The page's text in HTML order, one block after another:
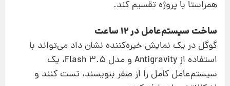
همراستا با پروژه تقسیم کند.
ساخت سیستم‌عامل در ۱۲ ساعت
گوگل در یک نمایش خیره‌کننده نشان داد می‌تواند با
استفاده از Antigravity و مدل 3.5 Flash، یک
سیستم‌عامل کامل را از صفر بنویسند، تست کنند و